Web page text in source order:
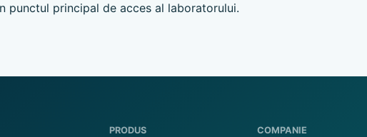
punctul principal de acces al laboratorului.
PRODUS COMPANIE